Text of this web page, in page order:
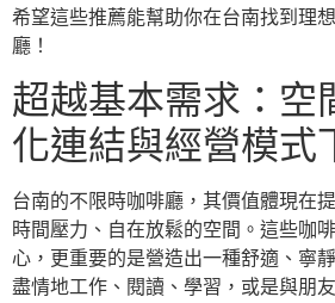
希望這些推薦能幫助你在台南找到理
廳！
超越基本需求：空
化連結與經營模式
台南的不限時咖啡廳，其價值體現在
時間壓力、自在放鬆的空間。這些咖
心，更重要的是營造出一種舒適、寧
盡情地工作、閱讀、學習，或是與朋